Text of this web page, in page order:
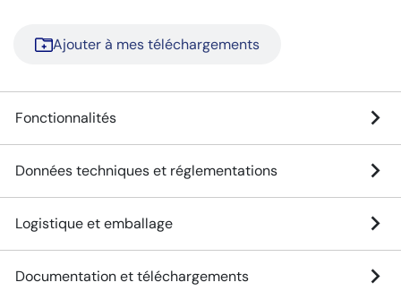
Ajouter à mes téléchargements
Fonctionnalités
Données techniques et réglementations
Logistique et emballage
Documentation et téléchargements